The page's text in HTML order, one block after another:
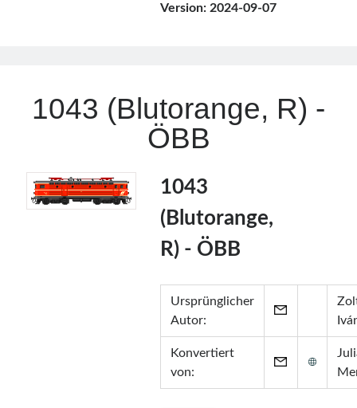
Version: 2024-09-07
1043 (Blutorange, R) -
ÖBB
1043
(Blutorange,
R) - ÖBB
Ursprünglicher
Autor:
Konvertiert
von: